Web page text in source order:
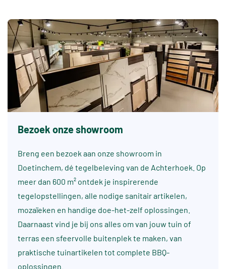
Bezoek onze showroom
Breng een bezoek aan onze showroom in
Doetinchem, dé tegelbeleving van de Achterhoek. Op
meer dan 600 m² ontdek je inspirerende
tegelopstellingen, alle nodige sanitair artikelen,
mozaïeken en handige doe-het-zelf oplossingen.
Daarnaast vind je bij ons alles om van jouw tuin of
terras een sfeervolle buitenplek te maken, van
praktische tuinartikelen tot complete BBQ-
oplossingen.